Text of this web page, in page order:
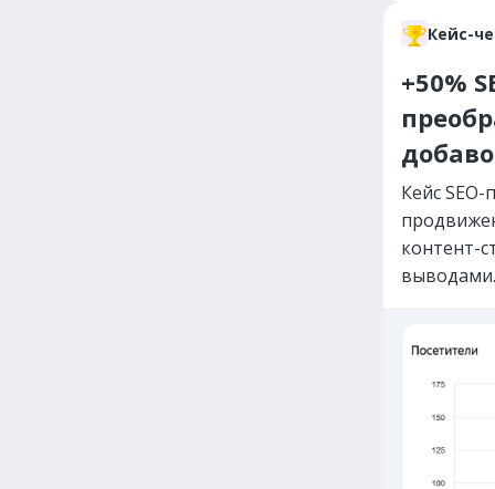
Кейс-
+50%
Кейс
контент-
выводами.